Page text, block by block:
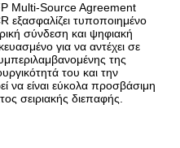
Multi-Source Agreement
τυποποιημένο
σύνδεση και ψηφιακή
για να αντέχει σε
της
του και την
είναι εύκολα προσβάσιμη
σειριακής διεπαφής.